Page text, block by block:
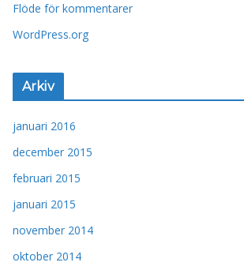
Flöde för kommentarer
WordPress.org
Arkiv
januari 2016
december 2015
februari 2015
januari 2015
november 2014
oktober 2014